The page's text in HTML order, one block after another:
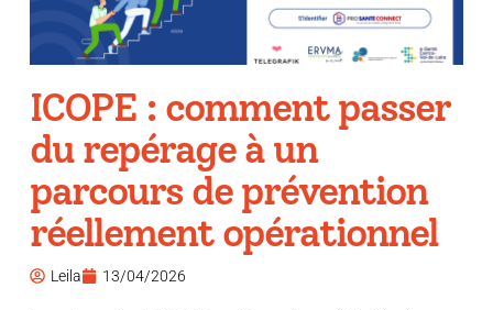
ICOPE : comment passer
du repérage à un
parcours de prévention
réellement opérationnel
Leila 13/04/2026